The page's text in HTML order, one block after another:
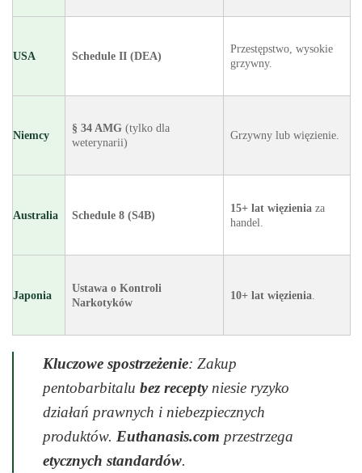
USA Schedule II (DEA)
Przestępstwo, wysokie
grzywny.
Niemcy
§ 34 AMG (tylko dla
weterynarii)
Grzywny lub więzienie.
Australia Schedule 8 (S4B)
15+ lat więzienia za
handel.
Japonia
Ustawa o Kontroli
Narkotyków
10+ lat więzienia
Kluczowe spostrzeżenie: Zakup
pentobarbitalu bez receptyniesie ryzyko
działań prawnych i niebezpiecznych
produktów. Euthanasis.com przestrzega
etycznych standardów.